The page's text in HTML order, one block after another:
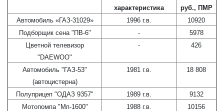
характеристика
руб., ПМР
Автомобиль «ГАЗ-31029»
1996 г.в.
10920
Подборщик сена "ПВ-6"
-
5978
Цветной телевизор
"DAEWOO"
- 426
Автомобиль "ГАЗ-53"
(автоцистерна)
1981 г.в. 18 808
Полуприцеп "ОДАЗ 9357" 1989 г.в.
9132
Мотопомпа "Мп-1600"
1988 г.в.
10156